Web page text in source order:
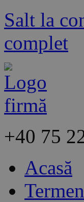
Salt la
complet
+40 75
Acasă